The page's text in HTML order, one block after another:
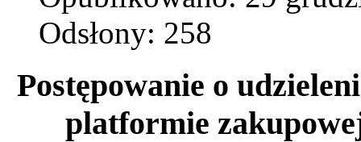
Odsłony: 258
Postępowanie o
platformie